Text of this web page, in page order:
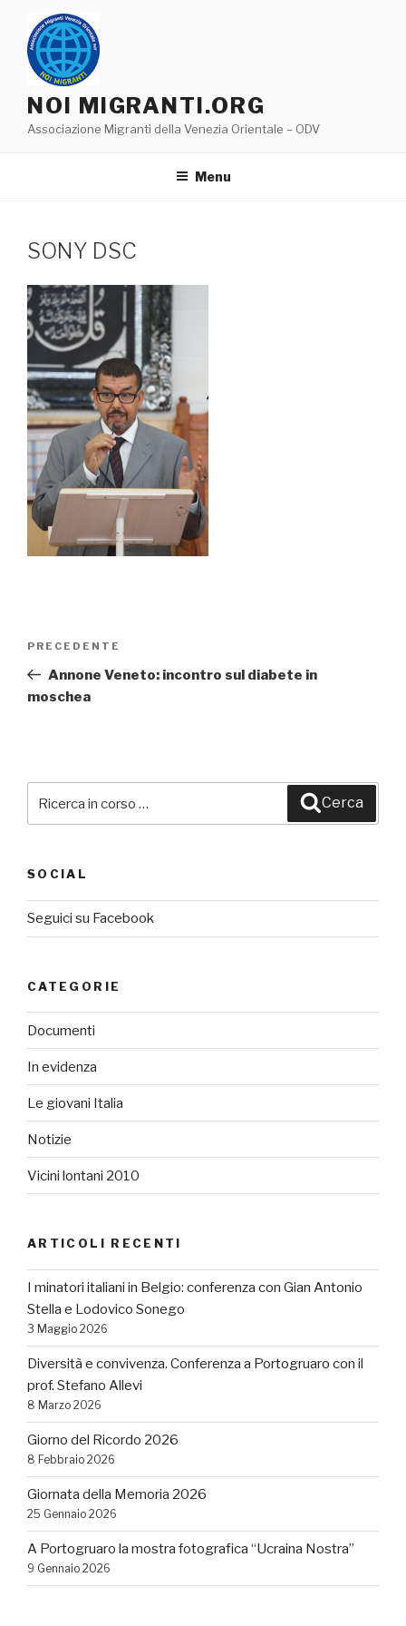
contenuto
NOI MIGRANTI.ORG
Associazione Migranti della Venezia Orientale – ODV
Menu
SONY DSC
Navigazione
Articolo
precedente:
PRECEDENTE
Annone Veneto: incontro sul diabete in
moschea
Cerca
SOCIAL
Seguici su Facebook
CATEGORIE
Documenti
In evidenza
Le giovani Italia
Notizie
Vicini lontani 2010
ARTICOLI RECENTI
I minatori italiani in Belgio: conferenza con Gian Antonio
Stella e Lodovico Sonego
3 Maggio 2026
Diversità e convivenza. Conferenza a Portogruaro con il
prof. Stefano Allevi
8 Marzo 2026
Giorno del Ricordo 2026
8 Febbraio 2026
Giornata della Memoria 2026
25 Gennaio 2026
A Portogruaro la mostra fotografica “Ucraina Nostra”
9 Gennaio 2026